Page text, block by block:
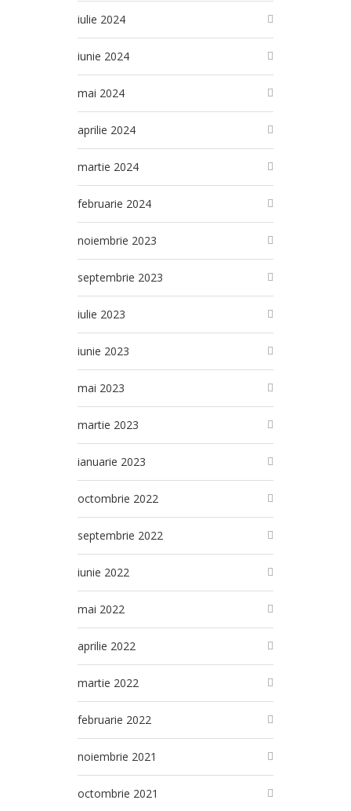
iulie 2024
iunie 2024
mai 2024
aprilie 2024
martie 2024
februarie 2024
noiembrie 2023
septembrie 2023
iulie 2023
iunie 2023
mai 2023
martie 2023
ianuarie 2023
octombrie 2022
septembrie 2022
iunie 2022
mai 2022
aprilie 2022
martie 2022
februarie 2022
noiembrie 2021
octombrie 2021